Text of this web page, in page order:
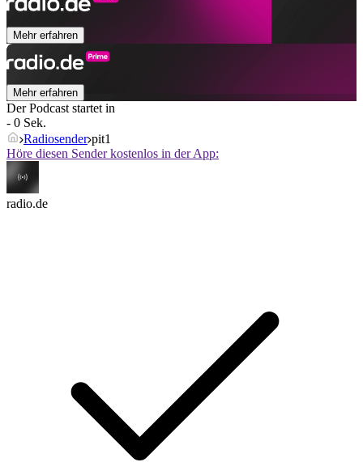
Mehr erfahren
Mehr erfahren
Der Podcast startet in
- 0 Sek.
Radiosender pit1
Höre diesen Sender kostenlos in der App:
radio.de